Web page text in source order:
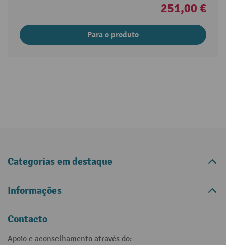
251,00 €
Para o produto
Categorias em destaque
Informações
Contacto
Apoio e aconselhamento através do: